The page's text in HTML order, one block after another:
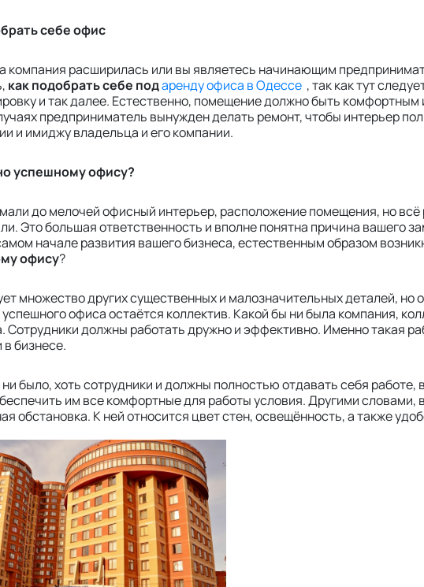
себе офис
компания расширилась или вы являетесь начинающим
как подобрать себе подаренду офиса в Одессе , так как тут
и так далее. Естественно, помещение должно быть
предприниматель вынужден делать ремонт, чтобы интерьер
и имиджу владельца и его компании.
успешному офису?
до мелочей офисный интерьер, расположение помещения, но всё
Это большая ответственность и вполне понятна причина вашего
начале развития вашего бизнеса, естественным образом
офису?
множество других существенных и малозначительных деталей, но
офиса остаётся коллектив. Какой бы ни была компания,
Сотрудники должны работать дружно и эффективно. Именно такая
бизнесе.
ни было, хоть сотрудники и должны полностью отдавать себя
им все комфортные для работы условия. Другими словами,
обстановка. К ней относится цвет стен, освещённость, а также